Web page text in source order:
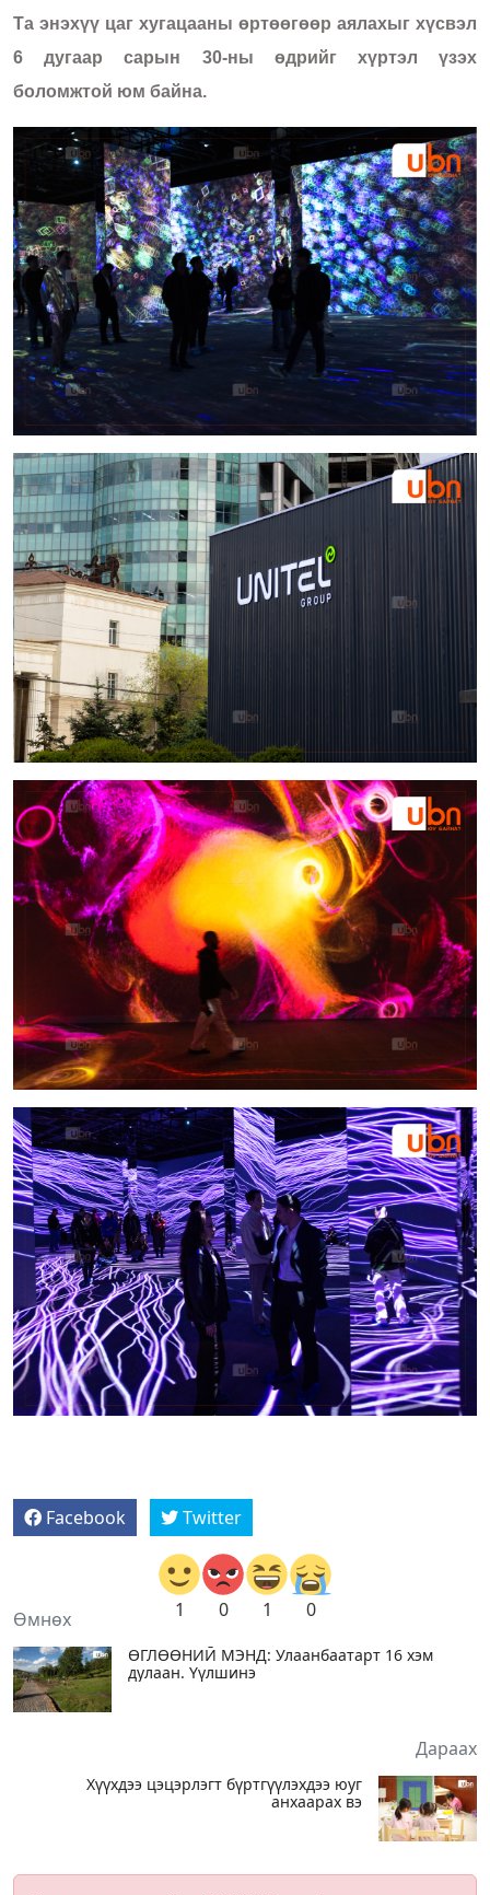
Та энэхүү цаг хугацааны өртөөгөөр аялахыг хүсвэл
6 дугаар сарын 30-ны өдрийг хүртэл үзэх
боломжтой юм байна.
Facebook Twitter
1 0 1 0
Өмнөх
ӨГЛӨӨНИЙ МЭНД: Улаанбаатарт 16 хэм
дулаан. Үүлшинэ
Дараах
Хүүхдээ цэцэрлэгт бүртгүүлэхдээ юуг
анхаарах вэ